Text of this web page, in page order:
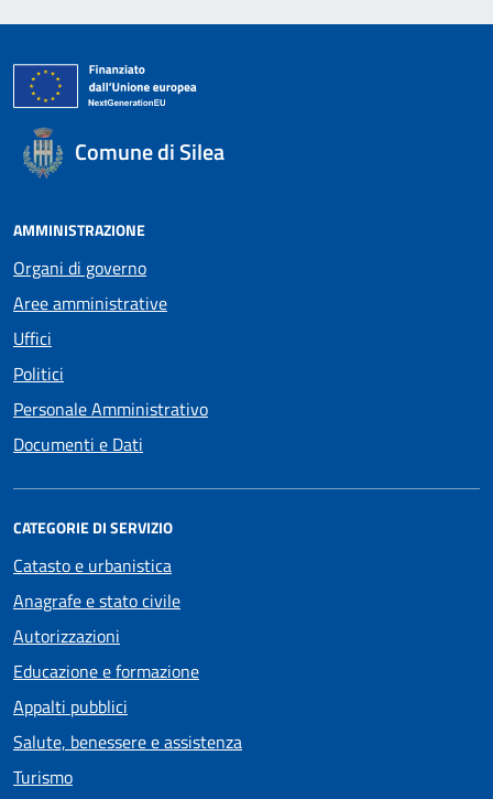
Comune di Silea
AMMINISTRAZIONE
Organi di governo
Aree amministrative
Uffici
Politici
Personale Amministrativo
Documenti e Dati
CATEGORIE DI SERVIZIO
Catasto e urbanistica
Anagrafe e stato civile
Autorizzazioni
Educazione e formazione
Appalti pubblici
Salute, benessere e assistenza
Turismo